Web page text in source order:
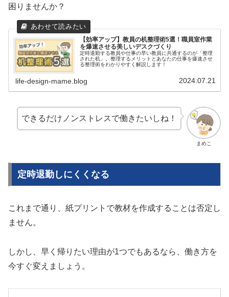
困りませんか？
【効率アップ】教員の机整理術5選！職員室作業
を爆速させる美しいデスクづくり
定時退勤する教員や仕事の早い教員に共通するのが「整理
された机」。整理するメリットとあなたの仕事を爆速させ
る整理術をわかりやすく解説します！
life-design-mame.blog 2024.07.21
まめこ
できるだけノンストレスで働きたいしね！
定時退勤しにくくなる
これまで通り、紙プリントで教材を作成することは否定し
ません。
しかし、早く帰りたい理由が1つでもあるなら、働き方を
今すぐ変えましょう。